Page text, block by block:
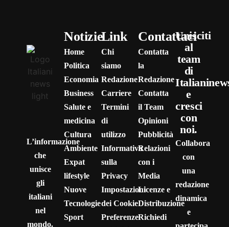
L’informazione
che
unisce
gli
italiani
nel
mondo.
Notizie
Home
Politica
Economia
Business
Salute e
medicina
Cultura
Ambiente
Expat
lifestyle
Nuove
Tecnologie
Sport
Link
Chi
siamo
Redazione
Carriere
Termini
di
utilizzo
Informativa
sulla
Privacy
Impostazioni
dei Cookie
Preferenze
Contattaci
Contatta
la
Redazione
Contatta
il Team
Opinioni
Pubblicità
Relazioni
con i
Media
Licenze e
Distribuzione
Richiedi
Unisciti
al
team
di
e
cresci
con
noi.
Collabora
con
una
redazione
dinamica
e